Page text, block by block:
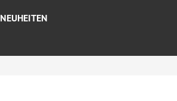
NEUHEITEN